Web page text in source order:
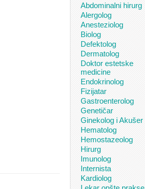
Abdominalni hirurg
Alergolog
Anesteziolog
Biolog
Defektolog
Dermatolog
Doktor estetske
medicine
Endokrinolog
Fizijatar
Gastroenterolog
Genetičar
Ginekolog i Akušer
Hematolog
Hemostazeolog
Hirurg
Imunolog
Internista
Kardiolog